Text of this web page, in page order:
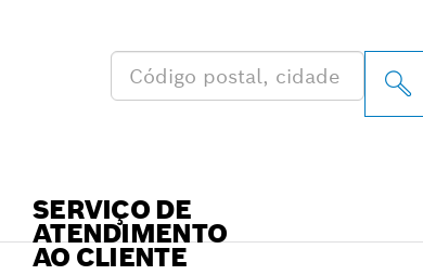
SERVIÇO DE
ATENDIMENTO
AO CLIENTE